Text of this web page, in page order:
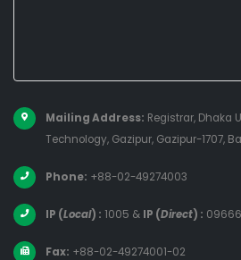
Mailing Address: Registrar, Dhaka
Technology, Gazipur, Gazipur-1707,
Phone: +88-02-49274003
IP (Local) : 1005 & IP (Direct) :
Fax: +88-02-49274001-02